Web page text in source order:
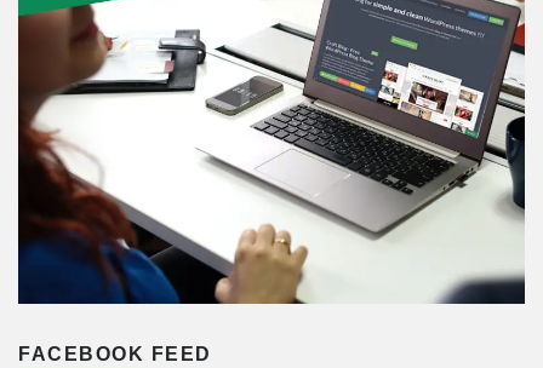
FACEBOOK FEED